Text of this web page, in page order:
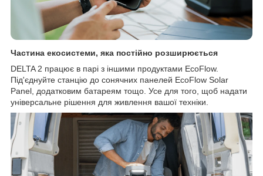
Частина екосистеми, яка постійно розширюється
DELTA 2 працює в парі з іншими продуктами EcoFlow.
Під'єднуйте станцію до сонячних панелей EcoFlow Solar
Panel, додатковим батареям тощо. Усе для того, щоб надати
універсальне рішення для живлення вашої техніки.